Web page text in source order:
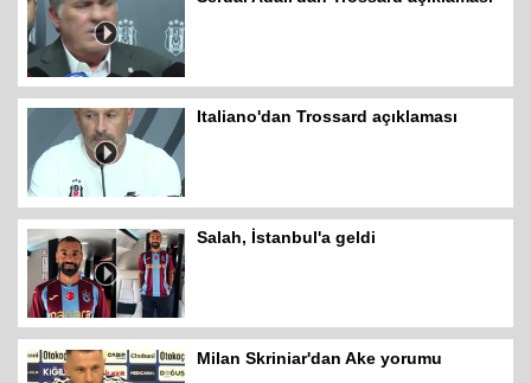
Italiano'dan Trossard açıklaması
Salah, İstanbul'a geldi
Milan Skriniar'dan Ake yorumu